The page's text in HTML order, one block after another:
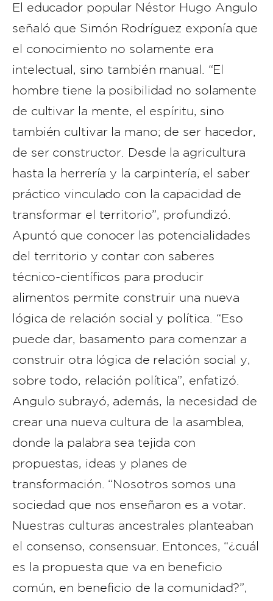
El educador popular Néstor Hugo Angulo
señaló que Simón Rodríguez exponía que
el conocimiento no solamente era
intelectual, sino también manual. “El
hombre tiene la posibilidad no solamente
de cultivar la mente, el espíritu, sino
también cultivar la mano; de ser hacedor,
de ser constructor. Desde la agricultura
hasta la herrería y la carpintería, el saber
práctico vinculado con la capacidad de
transformar el territorio”, profundizó.
Apuntó que conocer las potencialidades
del territorio y contar con saberes
técnico-científicos para producir
alimentos permite construir una nueva
lógica de relación social y política. “Eso
puede dar, basamento para comenzar a
construir otra lógica de relación social y,
sobre todo, relación política”, enfatizó.
Angulo subrayó, además, la necesidad de
crear una nueva cultura de la asamblea,
donde la palabra sea tejida con
propuestas, ideas y planes de
transformación. “Nosotros somos una
sociedad que nos enseñaron es a votar.
Nuestras culturas ancestrales planteaban
el consenso, consensuar. Entonces, “¿cuál
es la propuesta que va en beneficio
común, en beneficio de la comunidad?”,